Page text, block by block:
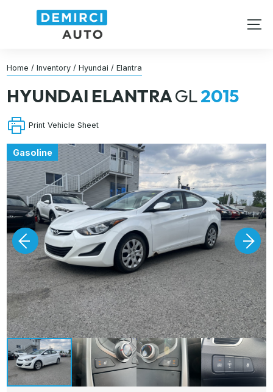
Home / Inventory / Hyundai / Elantra
HYUNDAI ELANTRAGL2015
Print Vehicle Sheet
Gasoline